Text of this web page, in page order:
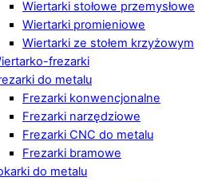
Wiertarki stołowe przemysłowe
Wiertarki promieniowe
Wiertarki ze stołem krzyżowym
frezarki
do metalu
Frezarki konwencjonalne
Frezarki narzędziowe
Frezarki CNC do metalu
Frezarki bramowe
do metalu